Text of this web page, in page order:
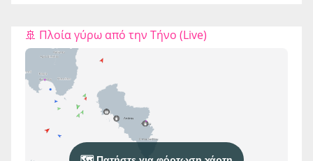
🚢 Πλοία γύρω από την Τήνο (Live)